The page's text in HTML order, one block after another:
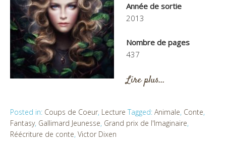
Année de sortie
2013
Nombre de pages
437
Lire plus…
Posted in: Coups de Coeur, Lecture Tagged: Animale, Conte,
Fantasy, Gallimard Jeunesse, Grand prix de l'Imaginaire,
Réécriture de conte, Victor Dixen